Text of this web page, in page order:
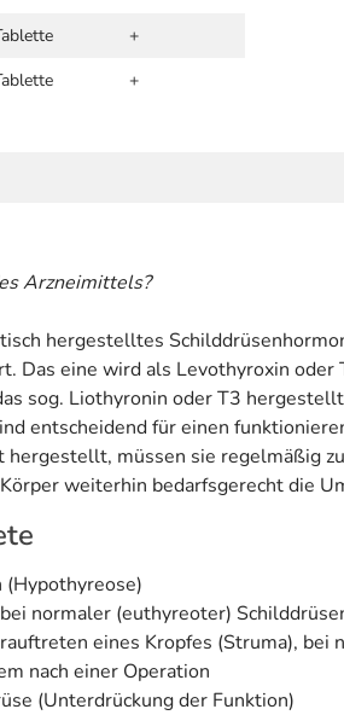
+
+
Arzneimittels?
hergestelltes
Das eine wird als Levothyroxin
sog. Liothyronin oder T3
entscheidend für einen
hergestellt, müssen sie regelmäßig
weiterhin bedarfsgerecht die
normaler (euthyreoter)
eines Kropfes (Struma),
nach einer Operation
(Unterdrückung der Funktion)